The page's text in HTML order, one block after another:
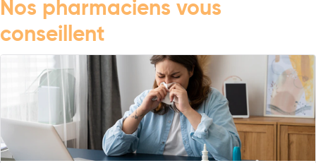
Nos pharmaciens vous
conseillent